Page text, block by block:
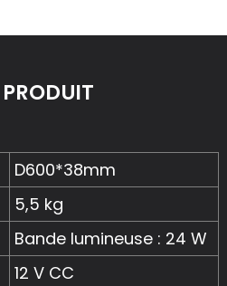
D600*38mm
5,5 kg
Bande lumineuse : 24 W
12 V CC